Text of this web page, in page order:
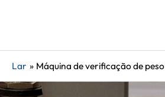
Lar Máquina de verificação de peso